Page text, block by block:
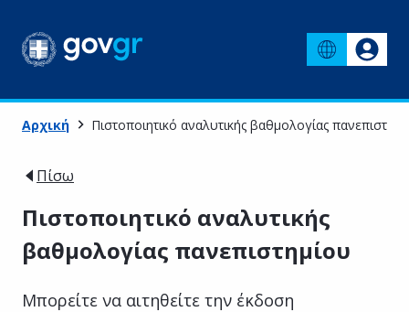
Αρχική Πιστοποιητικό αναλυτικής βαθμολογίας
Πίσω
Πιστοποιητικό αναλυτικής
βαθμολογίας πανεπιστημίου
Μπορείτε να αιτηθείτε την έκδοση